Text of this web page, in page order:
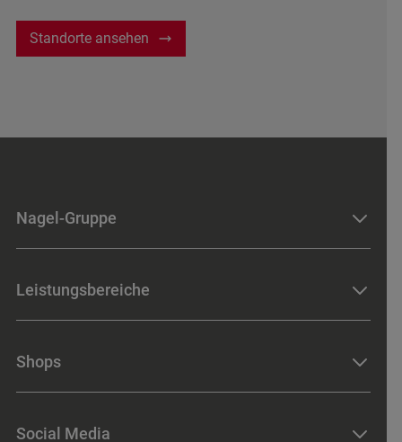
Standorte ansehen
Nagel-Gruppe
News & Events
Karriere
Leistungsbereiche
Industriemaschinen
Baugeräte
Shops
Werkzeug-Shop
Social Media